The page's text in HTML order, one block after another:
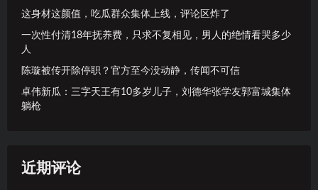
这身材这颜值，吃瓜群众集体上线，评论区炸了
一次性付清18年抚养费，只求不复相见，男人的绝情看哭多少
人
陈璇被传开除停职？官方至今没动静，传闻不可信
卓伟新瓜：三字天王有10多岁儿子，刘德华张学友郭富城集体
躺枪
近期评论